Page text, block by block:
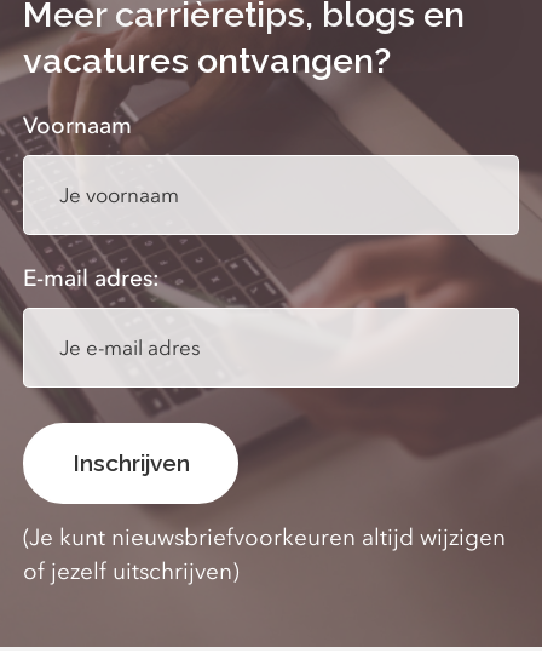
Meer carrièretips, blogs en
vacatures ontvangen?
Voornaam
E-mail adres:
(Je kunt nieuwsbriefvoorkeuren altijd wijzigen
of jezelf uitschrijven)